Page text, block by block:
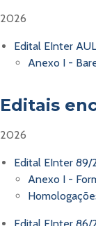
2026
Edital EInter
Anexo I -
Editais
2026
Edital EInter
Anexo I -
Edital EInter